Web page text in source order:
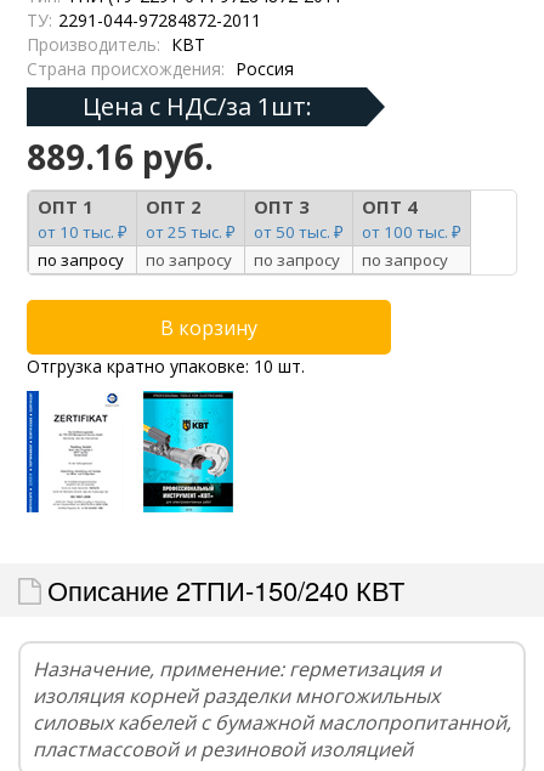
ТУ: 2291-044-97284872-2011
Производитель: КВТ
Страна происхождения: Россия
Цена с НДС/за 1шт:
889.16 руб.
ОПТ 1
от 10 тыс. ₽
ОПТ 2
от 25 тыс. ₽
ОПТ 3
от 50 тыс. ₽
ОПТ 4
от 100 тыс. ₽
по запросу
по запросу по запросу по запросу
Отгрузка кратно упаковке: 10 шт.
Описание 2ТПИ-150/240 КВТ
Назначение, применение: герметизация и
изоляция корней разделки многожильных
силовых кабелей с бумажной маслопропитанной,
пластмассовой и резиновой изоляцией